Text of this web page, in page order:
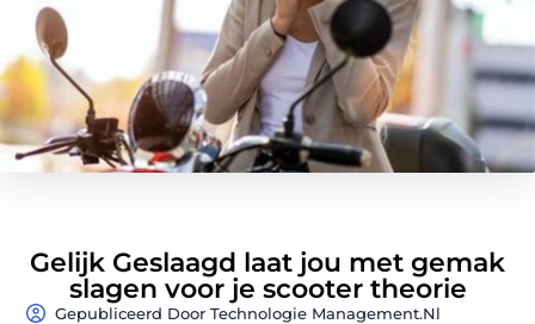
Gelijk Geslaagd laat jou met gemak
slagen voor je scooter theorie
Gepubliceerd Door Technologie Management.nl